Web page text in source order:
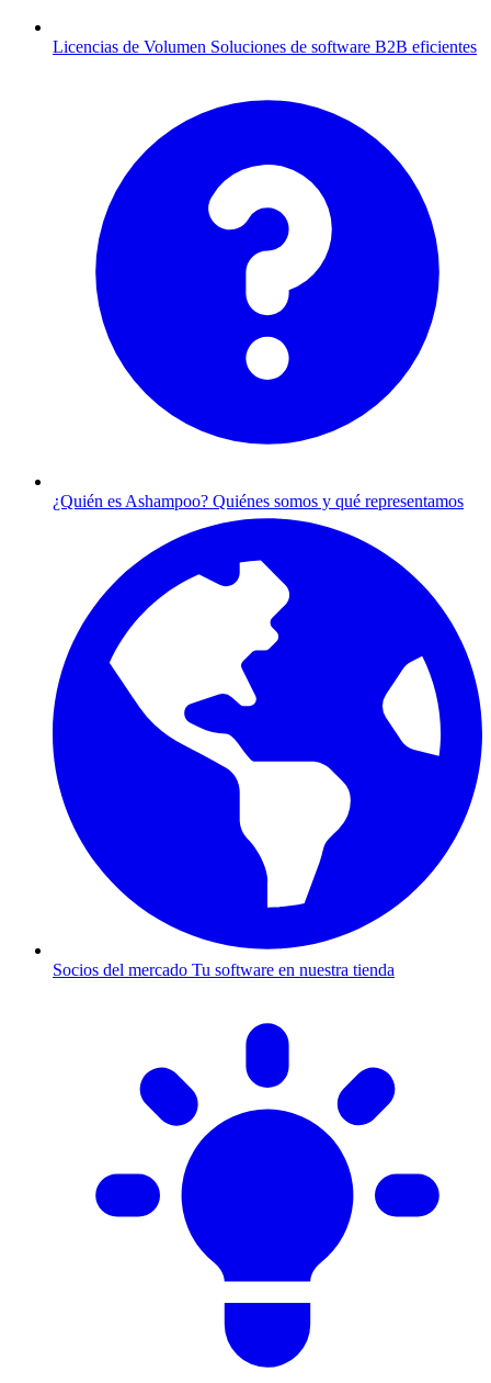
Licencias de Volumen Soluciones de software B2B eficientes
¿Quién es Ashampoo? Quiénes somos y qué representamos
Socios del mercado Tu software en nuestra tienda